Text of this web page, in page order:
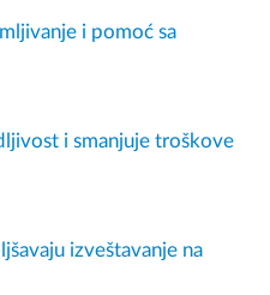
i pomoć sa
i smanjuje troškove
izveštavanje na